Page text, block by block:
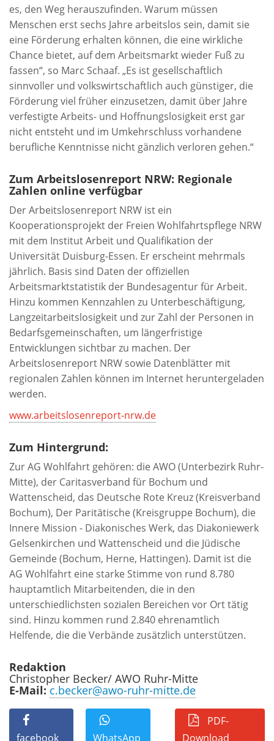
es, den Weg herauszufinden. Warum müssen
Menschen erst sechs Jahre arbeitslos sein, damit sie
eine Förderung erhalten können, die eine wirkliche
Chance bietet, auf dem Arbeitsmarkt wieder Fuß zu
fassen“, so Marc Schaaf. „Es ist gesellschaftlich
sinnvoller und volkswirtschaftlich auch günstiger, die
Förderung viel früher einzusetzen, damit über Jahre
verfestigte Arbeits- und Hoffnungslosigkeit erst gar
nicht entsteht und im Umkehrschluss vorhandene
berufliche Kenntnisse nicht gänzlich verloren gehen.“
Zum Arbeitslosenreport NRW: Regionale
Zahlen online verfügbar
Der Arbeitslosenreport NRW ist ein
Kooperationsprojekt der Freien Wohlfahrtspflege NRW
mit dem Institut Arbeit und Qualifikation der
Universität Duisburg-Essen. Er erscheint mehrmals
jährlich. Basis sind Daten der offiziellen
Arbeitsmarktstatistik der Bundesagentur für Arbeit.
Hinzu kommen Kennzahlen zu Unterbeschäftigung,
Langzeitarbeitslosigkeit und zur Zahl der Personen in
Bedarfsgemeinschaften, um längerfristige
Entwicklungen sichtbar zu machen. Der
Arbeitslosenreport NRW sowie Datenblätter mit
regionalen Zahlen können im Internet heruntergeladen
werden.
www.arbeitslosenreport-nrw.de
Zum Hintergrund:
Zur AG Wohlfahrt gehören: die AWO (Unterbezirk Ruhr-
Mitte), der Caritasverband für Bochum und
Wattenscheid, das Deutsche Rote Kreuz (Kreisverband
Bochum), Der Paritätische (Kreisgruppe Bochum), die
Innere Mission - Diakonisches Werk, das Diakoniewerk
Gelsenkirchen und Wattenscheid und die Jüdische
Gemeinde (Bochum, Herne, Hattingen). Damit ist die
AG Wohlfahrt eine starke Stimme von rund 8.780
hauptamtlich Mitarbeitenden, die in den
unterschiedlichsten sozialen Bereichen vor Ort tätig
sind. Hinzu kommen rund 2.840 ehrenamtlich
Helfende, die die Verbände zusätzlich unterstützen.
Redaktion
Christopher Becker/ AWO Ruhr-Mitte
E-Mail: c.becker@awo-ruhr-mitte.de
facebook WhatsApp
PDF-
Download